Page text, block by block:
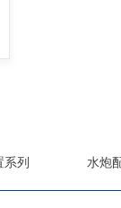
系列 水炮